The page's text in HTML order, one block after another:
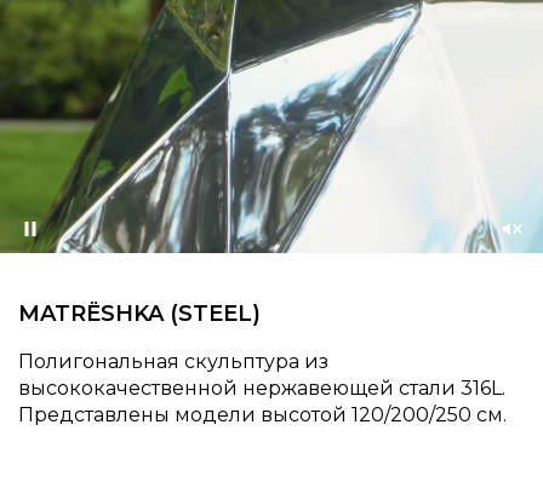
Приостановить Со
MATRЁSHKA (STEEL)
Полигональная скульптура из
высококачественной нержавеющей стали 316L.
Представлены модели высотой 120/200/250 см.